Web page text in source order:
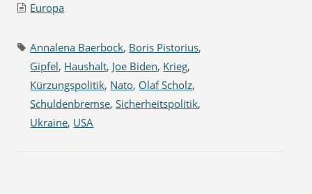
Europa
Annalena Baerbock, Boris Pistorius,
Gipfel, Haushalt, Joe Biden, Krieg,
Kürzungspolitik, Nato, Olaf Scholz,
Schuldenbremse,Sicherheitspolitik,
Ukraine, USA